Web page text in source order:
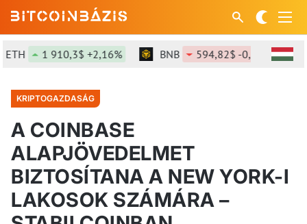
1 910,3$ +2,16% BNB 594,82$ -0,83%
KRIPTOGAZDASÁG
A COINBASE
ALAPJÖVEDELMET
BIZTOSÍTANA A NEW YORK-I
LAKOSOK SZÁMÁRA –